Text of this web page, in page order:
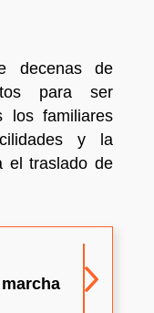
decenas de
para ser
los familiares
y la
el traslado de